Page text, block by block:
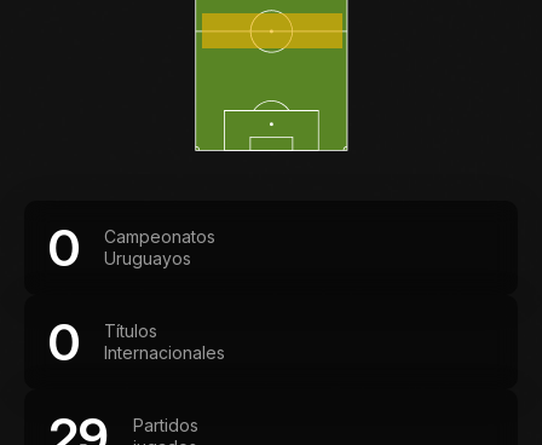
0
Campeonatos
Uruguayos
0
Títulos
Internacionales
Partidos